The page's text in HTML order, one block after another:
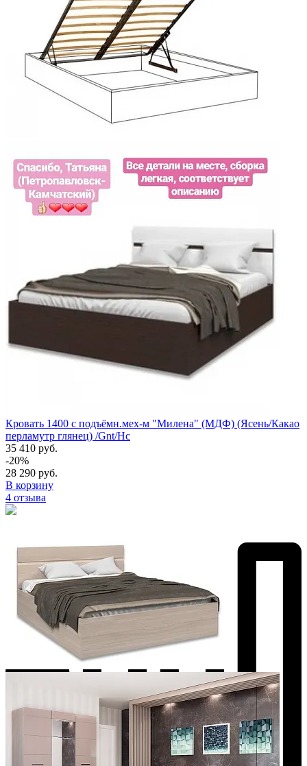
Кровать 1400 с подъёмн.мех-м "Милена" (МДФ) (Ясень/Какао
перламутр глянец) /Gnt/Нс
35 410 руб.
-20%
28 290 руб.
В корзину
4 отзыва